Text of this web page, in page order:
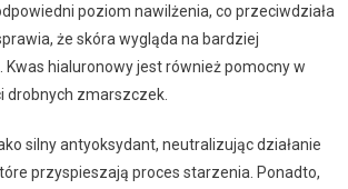
poziom nawilżenia, co przeciwdziała
że skóra wygląda na bardziej
Kwas hialuronowy jest również pomocny w
drobnych zmarszczek.
silny antyoksydant, neutralizując działanie
przyspieszają proces starzenia. Ponadto,